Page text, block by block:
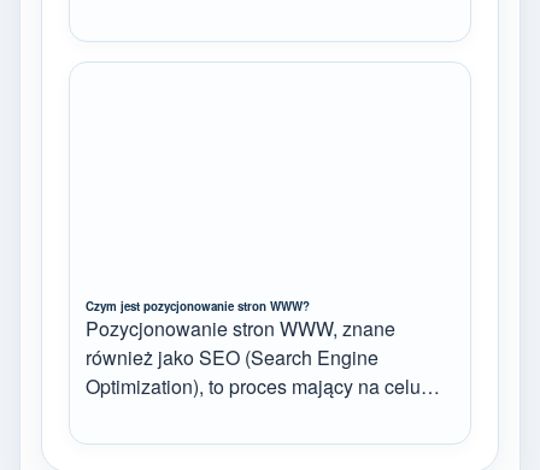
Czym jest pozycjonowanie stron WWW?
Pozycjonowanie stron WWW, znane
również jako SEO (Search Engine
Optimization), to proces mający na celu…